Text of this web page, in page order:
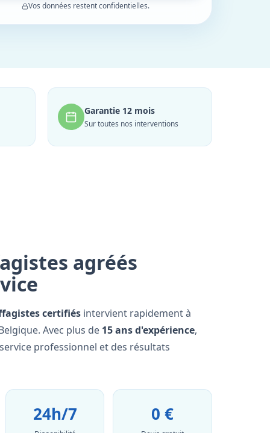
Vos données restent confidentielles.
Garantie 12 mois
Sur toutes nos interventions
agréés
certifiés intervient rapidement à
Avec plus de 15 ans d'expérience,
professionnel et des résultats
24h/7 0 €